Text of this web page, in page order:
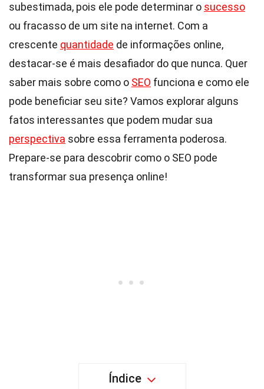
subestimada, pois ele pode determinar o sucesso
ou fracasso de um site na internet. Com a
crescente quantidade de informações online,
destacar-se é mais desafiador do que nunca. Quer
saber mais sobre como o SEO funciona e como ele
pode beneficiar seu site? Vamos explorar alguns
fatos interessantes que podem mudar sua
perspectiva sobre essa ferramenta poderosa.
Prepare-se para descobrir como o SEO pode
transformar sua presença online!
Índice